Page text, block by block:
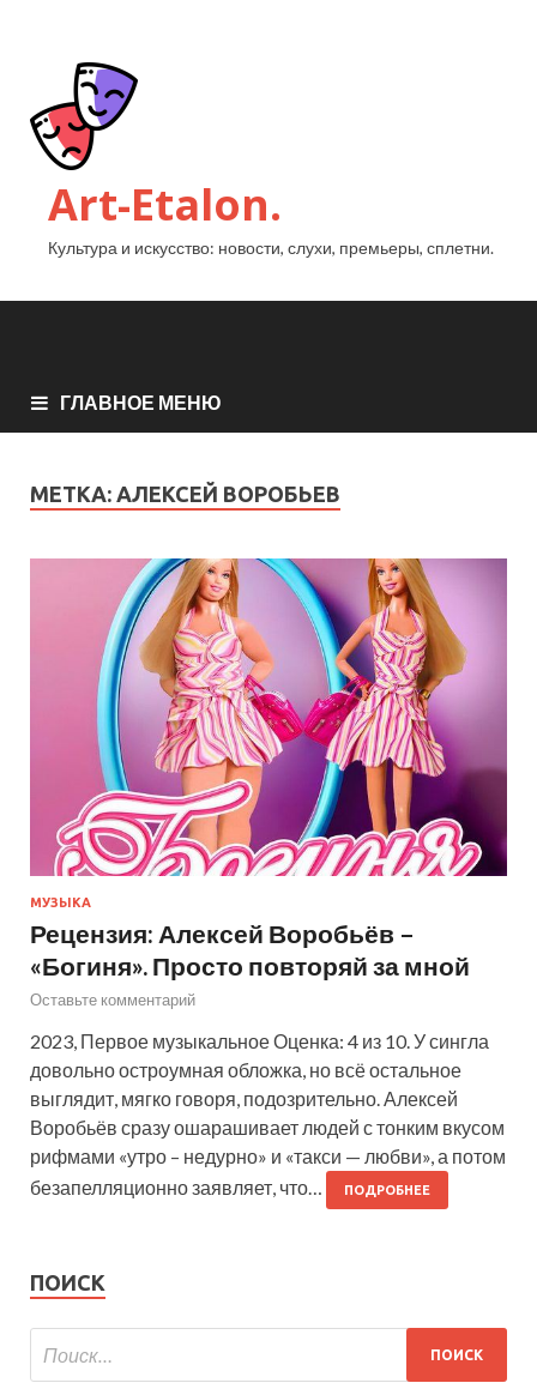
Art-Etalon.
Культура и искусство: новости, слухи, премьеры, сплетни.
ГЛАВНОЕ МЕНЮ
МЕТКА: АЛЕКСЕЙ ВОРОБЬЕВ
МУЗЫКА
Рецензия: Алексей Воробьёв –
«Богиня». Просто повторяй за мной
Оставьте комментарий
2023, Первое музыкальное Оценка: 4 из 10. У сингла
довольно остроумная обложка, но всё остальное
выглядит, мягко говоря, подозрительно. Алексей
Воробьёв сразу ошарашивает людей с тонким вкусом
рифмами «утро – недурно» и «такси — любви», а потом
безапелляционно заявляет, что…
ПОДРОБНЕЕ
ПОИСК